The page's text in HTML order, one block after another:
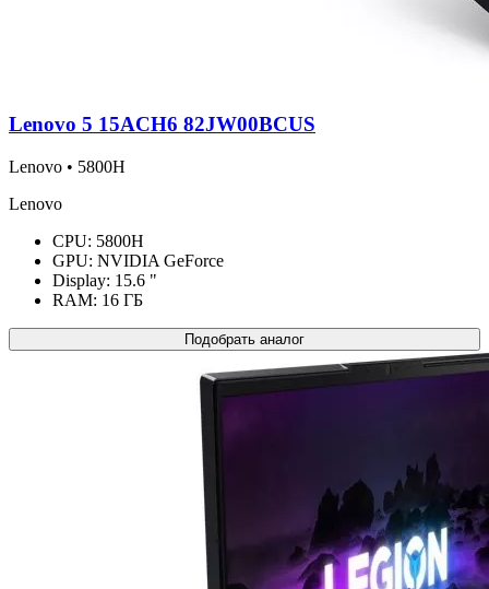
Lenovo 5 15ACH6 82JW00BCUS
Lenovo • 5800H
Lenovo
CPU: 5800H
GPU: NVIDIA GeForce
Display: 15.6 "
RAM: 16 ГБ
Подобрать аналог